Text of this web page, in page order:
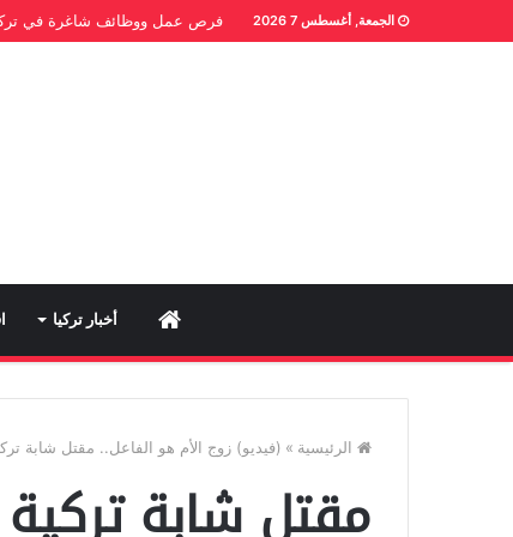
الجمعة, أغسطس 7 2026 فرص عمل ووظائف شاغرة في
Home أخبار تركيا
الرئيسية » (فيديو) زوج الأم هو الفاعل.. مقتل شابة
مقتل شابة تركية